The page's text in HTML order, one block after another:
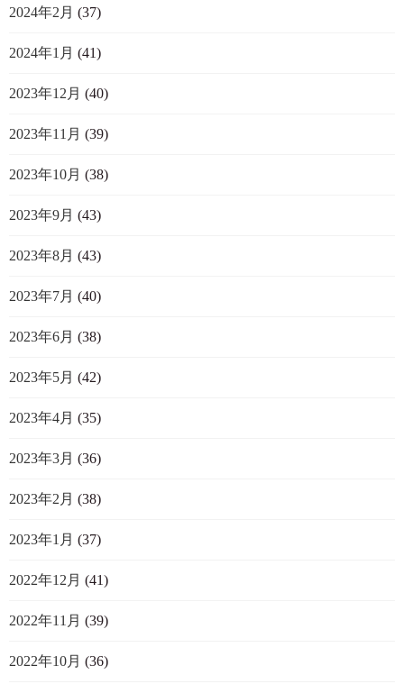
2024年2月 (37)
2024年1月 (41)
2023年12月 (40)
2023年11月 (39)
2023年10月 (38)
2023年9月 (43)
2023年8月 (43)
2023年7月 (40)
2023年6月 (38)
2023年5月 (42)
2023年4月 (35)
2023年3月 (36)
2023年2月 (38)
2023年1月 (37)
2022年12月 (41)
2022年11月 (39)
2022年10月 (36)